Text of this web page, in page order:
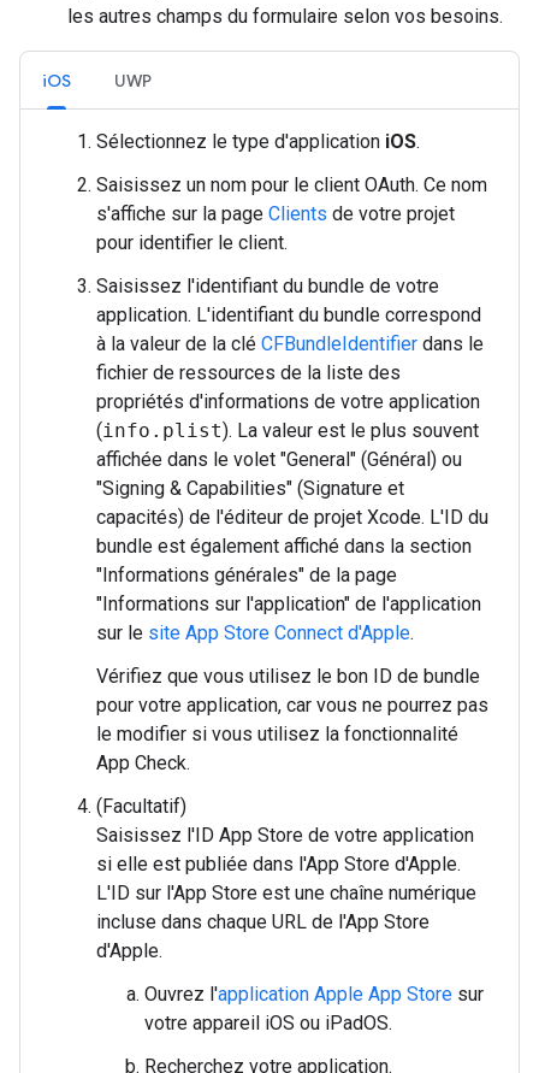
les autres champs du formulaire selon vos besoins.
iOS UWP
Sélectionnez le type d'application iOS.
Saisissez un nom pour le client OAuth. Ce nom
s'affiche sur la page Clients de votre projet
pour identifier le client.
Saisissez l'identifiant du bundle de votre
application. L'identifiant du bundle correspond
à la valeur de la clé CFBundleIdentifier dans le
fichier de ressources de la liste des
propriétés d'informations de votre application
(info.plist). La valeur est le plus souvent
affichée dans le volet "General" (Général) ou
"Signing & Capabilities" (Signature et
capacités) de l'éditeur de projet Xcode. L'ID du
bundle est également affiché dans la section
"Informations générales" de la page
"Informations sur l'application" de l'application
sur le site App Store Connect d'Apple.
Vérifiez que vous utilisez le bon ID de bundle
pour votre application, car vous ne pourrez pas
le modifier si vous utilisez la fonctionnalité
App Check.
(Facultatif)
Saisissez l'ID App Store de votre application
si elle est publiée dans l'App Store d'Apple.
L'ID sur l'App Store est une chaîne numérique
incluse dans chaque URL de l'App Store
d'Apple.
Ouvrez l'application Apple App Store sur
votre appareil iOS ou iPadOS.
Recherchez votre application.